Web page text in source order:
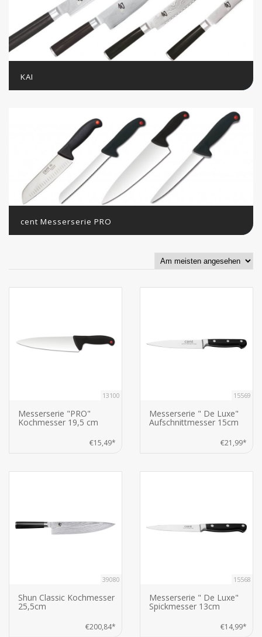
KAI
cent Messerserie PRO
13100
Messerserie "PRO"
Kochmesser 19,5 cm
€15,49*
15569
Messerserie " De Luxe"
Aufschnittmesser 15cm
€21,99*
39080
Shun Classic Kochmesser
25,5cm
€200,84*
15568
Messerserie " De Luxe"
Spickmesser 13cm
€14,99*